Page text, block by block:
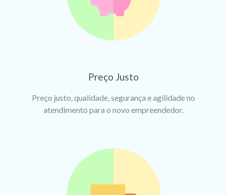
Preço Justo
Preço justo, qualidade, segurança e agilidade no
atendimento para o novo empreendedor.